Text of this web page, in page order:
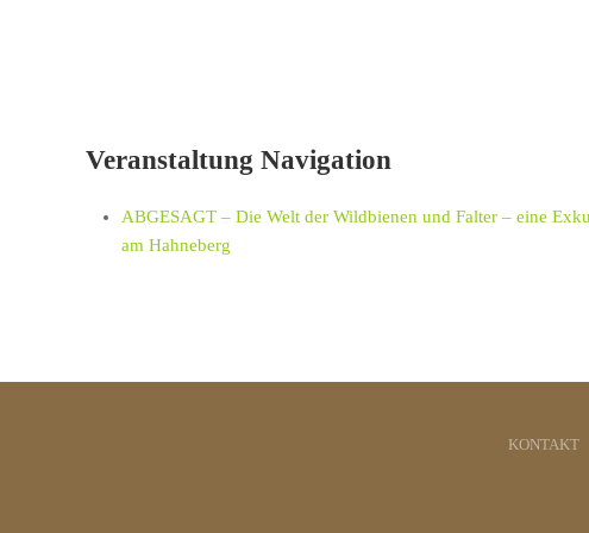
Veranstaltung Navigation
ABGESAGT – Die Welt der Wildbienen und Falter – eine
am Hahneberg
KONTAKT